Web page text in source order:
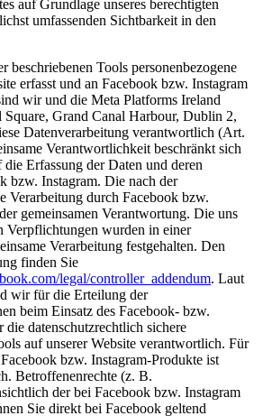
auf Grundlage unseres berechtigten
umfassenden Sichtbarkeit in den
beschriebenen Tools personenbezogene
erfasst und an Facebook bzw. Instagram
wir und die Meta Platforms Ireland
Grand Canal Harbour, Dublin 2,
Datenverarbeitung verantwortlich (Art.
Verantwortlichkeit beschränkt sich
Erfassung der Daten und deren
bzw. Instagram. Die nach der
Verarbeitung durch Facebook bzw.
gemeinsamen Verantwortung. Die uns
Verpflichtungen wurden in einer
Verarbeitung festgehalten. Den
finden Sie
legal/controller_addendum. Laut
wir für die Erteilung der
beim Einsatz des Facebook- bzw.
datenschutzrechtlich sichere
auf unserer Website verantwortlich. Für
bzw. Instagram-Produkte ist
Betroffenenrechte (z. B.
der bei Facebook bzw. Instagram
Sie direkt bei Facebook geltend